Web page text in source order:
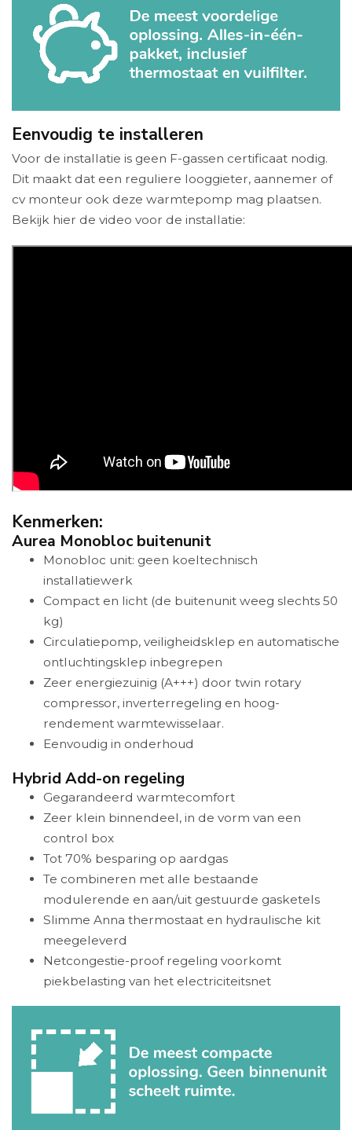
Eenvoudig te installeren
Voor de installatie is geen F-gassen certificaat nodig.
Dit maakt dat een reguliere looggieter, aannemer of
cv monteur ook deze warmtepomp mag plaatsen.
Bekijk hier de video voor de installatie:
Kenmerken:
Aurea Monobloc buitenunit
Monobloc unit: geen koeltechnisch
installatiewerk
Compact en licht (de buitenunit weeg slechts 50
kg)
Circulatiepomp, veiligheidsklep en automatische
ontluchtingsklep inbegrepen
Zeer energiezuinig (A+++) door twin rotary
compressor, inverterregeling en hoog-
rendement warmtewisselaar.
Eenvoudig in onderhoud
Hybrid Add-on regeling
Gegarandeerd warmtecomfort
Zeer klein binnendeel, in de vorm van een
control box
Tot 70% besparing op aardgas
Te combineren met alle bestaande
modulerende en aan/uit gestuurde gasketels
Slimme Anna thermostaat en hydraulische kit
meegeleverd
Netcongestie-proof regeling voorkomt
piekbelasting van het electriciteitsnet